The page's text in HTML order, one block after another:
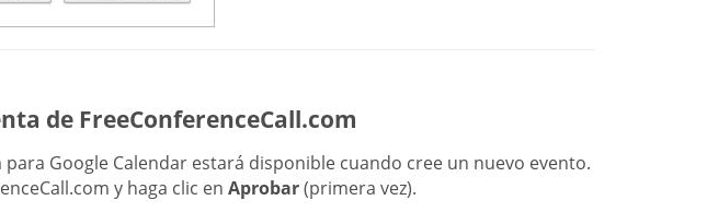
de FreeConferenceCall.com
para Google Calendar estará disponible cuando cree un nuevo evento.
y haga clic en Aprobar(primera vez).